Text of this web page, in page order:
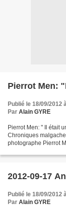
Pierrot Men:
Publié le 18/09/2012
Par Alain GYRE
Pierrot Men: " Il était
Chroniques
photographe Pierrot
2012-09-17
Publié le 18/09/2012
Par Alain GYRE